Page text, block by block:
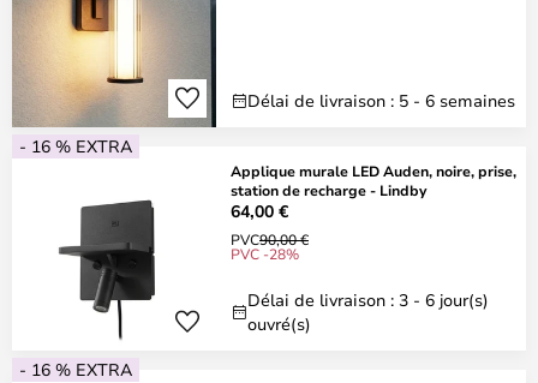
Délai de livraison : 5 - 6 semaines
- 16 % EXTRA
Applique murale LED Auden, noire, prise,
station de recharge - Lindby
64,00 €
PVC90,00 €
PVC -28%
Délai de livraison : 3 - 6 jour(s)
ouvré(s)
- 16 % EXTRA